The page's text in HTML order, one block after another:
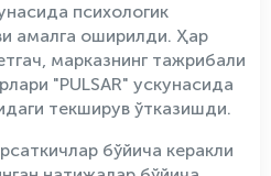
психологик
амалга оширилди. Ҳар
марказнинг тажрибали
"PULSAR" ускунасида
текширув ўтказишди.
бўйича керакли